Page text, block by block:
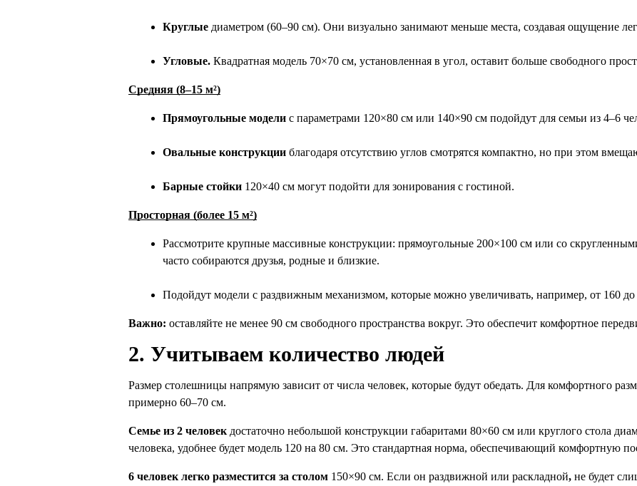
Круглые диаметром (60–90 см). Они визуально занимают меньше места, создавая ощущение
Угловые. Квадратная модель 70×70 см, установленная в угол, оставит больше свободного
Средняя (8–15 м²)
Прямоугольные модели с параметрами 120×80 см или 140×90 см подойдут для семьи из 4–6
Овальные конструкции благодаря отсутствию углов смотрятся компактно, но при этом
Барные стойки 120×40 см могут подойти для зонирования с гостиной.
Просторная (более 15 м²)
Рассмотрите крупные массивные конструкции: прямоугольные 200×100 см или со
часто собираются друзья, родные и близкие.
Подойдут модели с раздвижным механизмом, которые можно увеличивать, например, от 160 до
Важно: оставляйте не менее 90 см свободного пространства вокруг. Это обеспечит комфортное
2. Учитываем количество людей
Размер столешницы напрямую зависит от числа человек, которые будут обедать. Для комфортного
примерно 60–70 см.
Семье из 2 человек достаточно небольшой конструкции габаритами 80×60 см или круглого стола
человека, удобнее будет модель 120 на 80 см. Это стандартная норма, обеспечивающий комфортную
6 человек легко разместится за столом 150×90 см. Если он раздвижной или раскладной, не будет